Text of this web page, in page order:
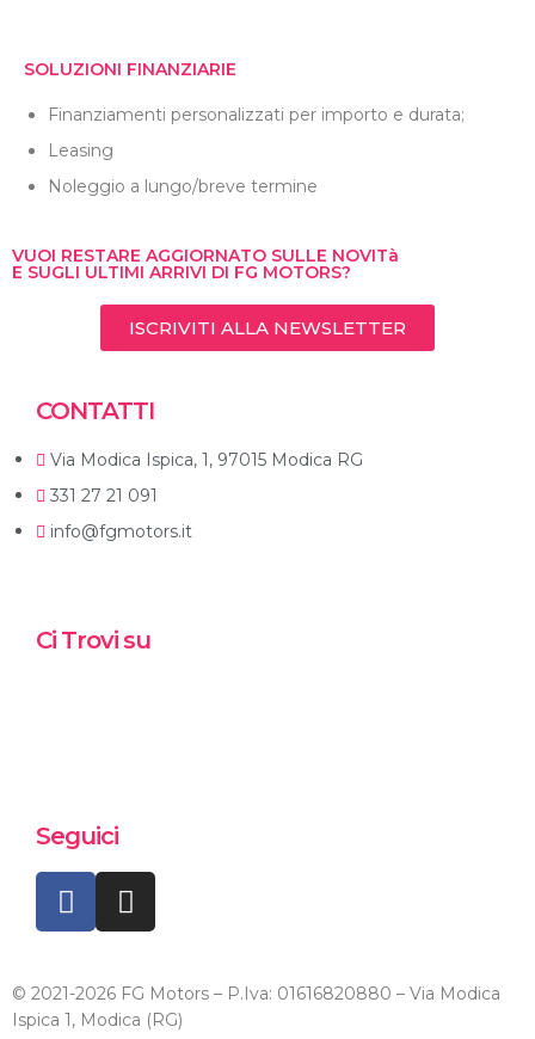
SOLUZIONI FINANZIARIE
Finanziamenti personalizzati per importo e durata;
Leasing
Noleggio a lungo/breve termine
VUOI RESTARE AGGIORNATO SULLE NOVITà
E SUGLI ULTIMI ARRIVI DI FG MOTORS?
ISCRIVITI ALLA NEWSLETTER
CONTATTI
Via Modica Ispica, 1, 97015 Modica RG
331 27 21 091
info@fgmotors.it
Ci Trovi su
Seguici
© 2021-2026 FG Motors – P.Iva: 01616820880 – Via Modica
Ispica 1, Modica (RG)